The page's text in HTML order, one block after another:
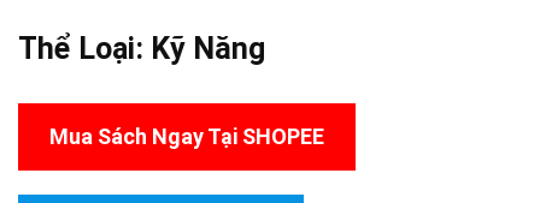
Thể Loại: Kỹ Năng
Mua Sách Ngay Tại SHOPEE